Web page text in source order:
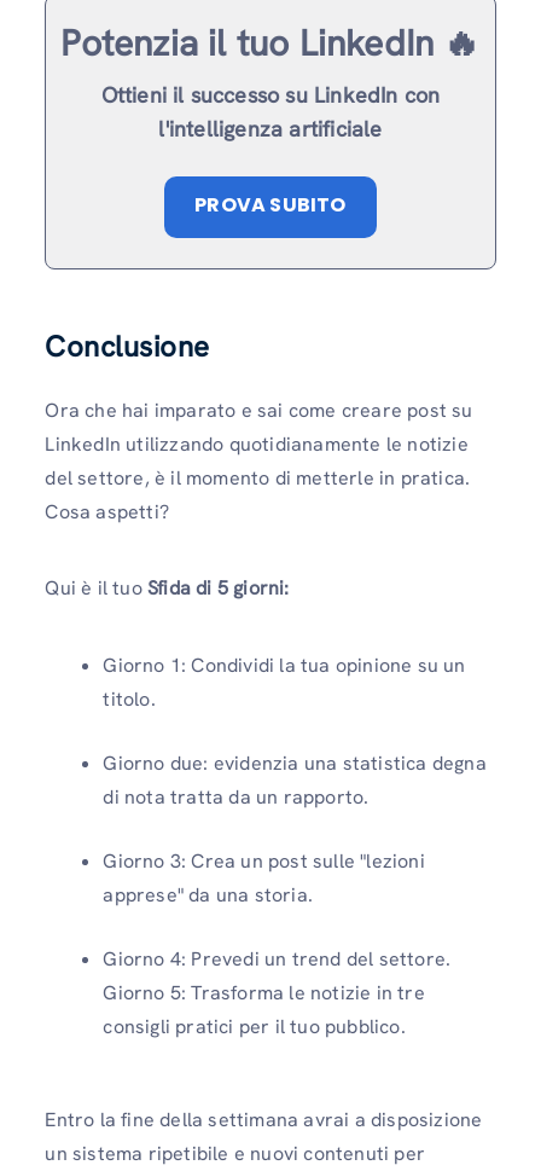
Potenzia il tuo LinkedIn 🔥
Ottieni il successo su LinkedIn con
l'intelligenza artificiale
PROVA SUBITO
Conclusione
Ora che hai imparato e sai come creare post su
LinkedIn utilizzando quotidianamente le notizie
del settore, è il momento di metterle in pratica.
Cosa aspetti?
Qui è il tuoSfida di 5 giorni:
Giorno 1: Condividi la tua opinione su un
titolo.
Giorno due: evidenzia una statistica degna
di nota tratta da un rapporto.
Giorno 3: Crea un post sulle "lezioni
apprese" da una storia.
Giorno 4: Prevedi un trend del settore.
Giorno 5: Trasforma le notizie in tre
consigli pratici per il tuo pubblico.
Entro la fine della settimana avrai a disposizione
un sistema ripetibile e nuovi contenuti per